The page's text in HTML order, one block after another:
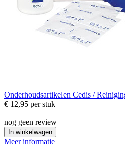
Onderhoudsartikelen Cedis /
€ 12,95 per stuk
nog geen review
In winkelwagen
Meer informatie